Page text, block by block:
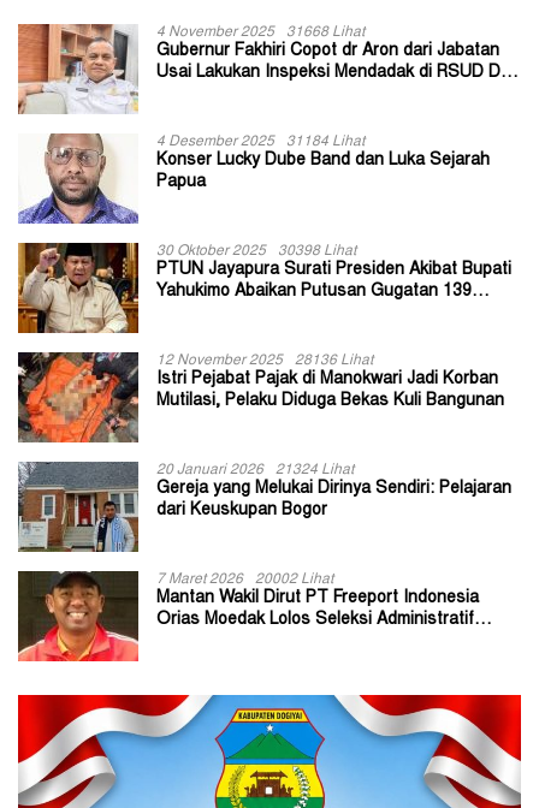
4 November 2025 31668 Lihat
Gubernur Fakhiri Copot dr Aron dari Jabatan
Usai Lakukan Inspeksi Mendadak di RSUD Dok
4 Desember 2025 31184 Lihat
Konser Lucky Dube Band dan Luka Sejarah
Papua
30 Oktober 2025 30398 Lihat
PTUN Jayapura Surati Presiden Akibat Bupati
Yahukimo Abaikan Putusan Gugatan 139
12 November 2025 28136 Lihat
Istri Pejabat Pajak di Manokwari Jadi Korban
Mutilasi, Pelaku Diduga Bekas Kuli Bangunan
20 Januari 2026 21324 Lihat
Gereja yang Melukai Dirinya Sendiri: Pelajaran
dari Keuskupan Bogor
7 Maret 2026 20002 Lihat
Mantan Wakil Dirut PT Freeport Indonesia
Orias Moedak Lolos Seleksi Administratif